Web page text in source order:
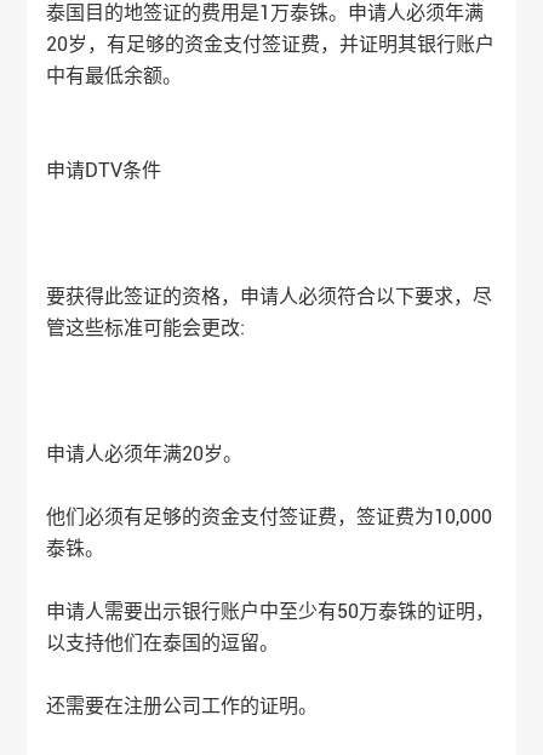
泰国目的地签证的费用是1万泰铢。申请人必须年满
20岁，有足够的资金支付签证费，并证明其银行账户
中有最低余额。
申请DTV条件
要获得此签证的资格，申请人必须符合以下要求，尽
管这些标准可能会更改:
申请人必须年满20岁。
他们必须有足够的资金支付签证费，签证费为10,000
泰铢。
申请人需要出示银行账户中至少有50万泰铢的证明，
以支持他们在泰国的逗留。
还需要在注册公司工作的证明。